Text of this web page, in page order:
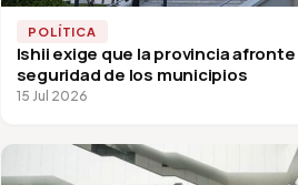
POLÍTICA
Ishii exige que la provincia
seguridad de los municipios
15 Jul 2026